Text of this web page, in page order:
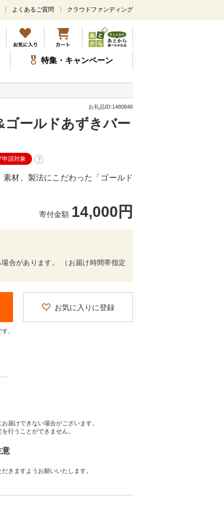
メ
ン
コ
ン
テ
ツ
ッ
よくあるご質問 クラウドファンディング
特集・キャンペーン
お礼品ID:1480846
ールドあずきバー
申請対象
材、製法にこだわった「ゴールド
寄付金額 14,000円
合があります。 （お届け時間帯指定
お気に入りに登録
。
届けできない場合がございます。
行うことができません。
意
きますようお願いいたします。